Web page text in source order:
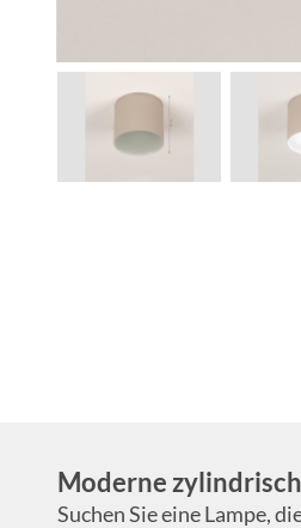
Moderne
Suchen Sie eine Lampe,